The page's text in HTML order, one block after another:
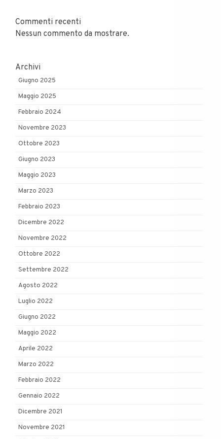
Commenti recenti
Nessun commento da mostrare.
Archivi
Giugno 2025
Maggio 2025
Febbraio 2024
Novembre 2023
Ottobre 2023
Giugno 2023
Maggio 2023
Marzo 2023
Febbraio 2023
Dicembre 2022
Novembre 2022
Ottobre 2022
Settembre 2022
Agosto 2022
Luglio 2022
Giugno 2022
Maggio 2022
Aprile 2022
Marzo 2022
Febbraio 2022
Gennaio 2022
Dicembre 2021
Novembre 2021